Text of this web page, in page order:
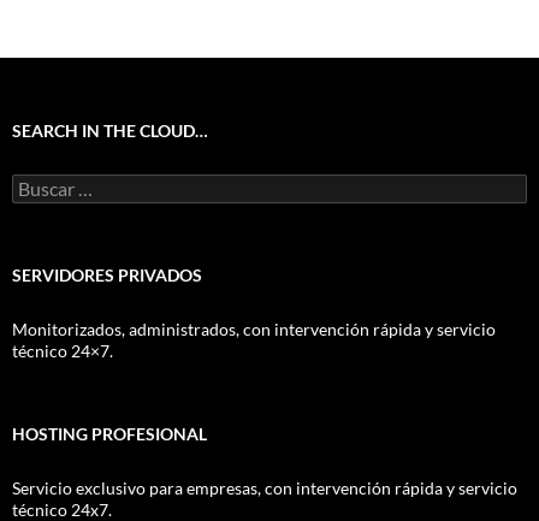
SEARCH IN THE CLOUD…
Buscar:
SERVIDORES PRIVADOS
Monitorizados, administrados, con intervención rápida y servicio
técnico 24×7.
HOSTING PROFESIONAL
Servicio exclusivo para empresas, con intervención rápida y servicio
técnico 24x7.